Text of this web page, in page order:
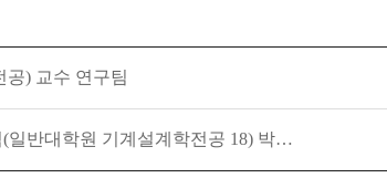
공) 교수 연구팀
(일반대학원 기계설계학전공 18) 박…